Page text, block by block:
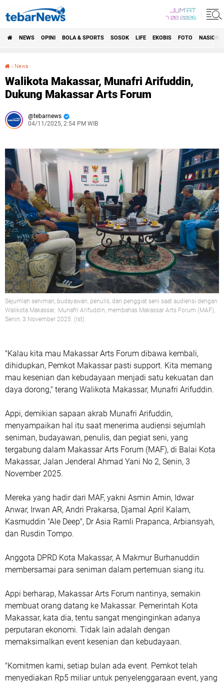
JUM'AT
7 08 2026
NEWS OPINI BOLA & SPORTS SOSOK LIFE EKOBIS FOTO
› News
Walikota Makassar, Munafri Arifuddin,
Dukung Makassar Arts Forum
tebarnews
04/11/2025, 2:54 PM WIB
Sejumlah seniman, budayawan, penulis, dan penggiat seni saat audiensi dengan
Walikota Makassar, Munafri Arifuddin, membahas Makassar Arts Forum (MAF),
Senin, 3 November 2025. (Ist)
"Kalau kita mau Makassar Arts Forum dibawa kembali,
dihidupkan, Pemkot Makassar pasti support. Kita memang
mau kesenian dan kebudayaan menjadi satu kekuatan dan
daya dorong," terang Walikota Makassar, Munafri Arifuddin.
Appi, demikian sapaan akrab Munafri Arifuddin,
menyampaikan hal itu saat menerima audiensi sejumlah
seniman, budayawan, penulis, dan pegiat seni, yang
tergabung dalam Makassar Arts Forum (MAF), di Balai Kota
Makassar, Jalan Jenderal Ahmad Yani No 2, Senin, 3
November 2025.
Mereka yang hadir dari MAF, yakni Asmin Amin, Idwar
Anwar, Irwan AR, Andri Prakarsa, Djamal April Kalam,
Kasmuddin "Ale Deep", Dr Asia Ramli Prapanca, Arbiansyah,
dan Rusdin Tompo.
Anggota DPRD Kota Makassar, A Makmur Burhanuddin
membersamai para seniman dalam pertemuan siang itu.
Appi berharap, Makassar Arts Forum nantinya, semakin
membuat orang datang ke Makassar. Pemerintah Kota
Makassar, kata dia, tentu sangat menginginkan adanya
perputaran ekonomi. Tidak lain adalah dengan
memaksimalkan event kesenian dan kebudayaan.
"Komitmen kami, setiap bulan ada event. Pemkot telah
menyediakan Rp5 miliar untuk penyelenggaraan event, yang